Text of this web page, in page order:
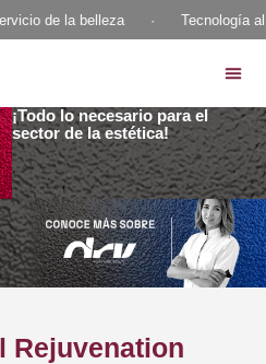
de la belleza Tecnología
¡Todo lo necesario para el
sector de la estética!
Rejuvenation